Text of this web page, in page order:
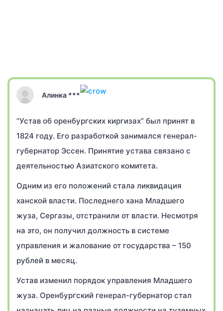
Алинка ***
“Устав об оренбургских киргизах” был принят в
1824 году. Его разработкой занимался генерал-
губернатор Эссен. Принятие устава связано с
деятельностью Азиатского комитета.
Одним из его положений стала ликвидация
ханской власти. Последнего хана Младшего
жуза, Сергазы, отстранили от власти. Несмотря
на это, он получил должность в системе
управления и жалование от государства – 150
рублей в месяц.
Устав изменил порядок управления Младшего
жуза. Оренбургский генерал-губернатор стал